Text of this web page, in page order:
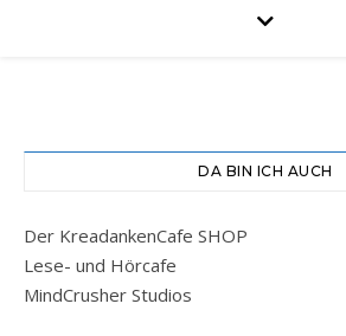
DA BIN ICH AUCH
Der KreadankenCafe SHOP
Lese- und Hörcafe
MindCrusher Studios